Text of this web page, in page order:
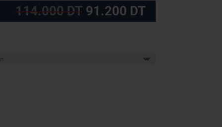
114.000DT Le
prix
91.200 DTLe
prix
91.200